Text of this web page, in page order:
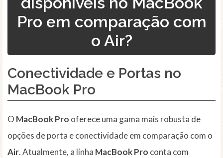
Pro em comparação com
o Air?
Conectividade e Portas no
MacBook Pro
O MacBook Pro oferece uma gama mais robusta de
opções de porta e conectividade em comparação com o
Air. Atualmente, a linha MacBook Pro conta com